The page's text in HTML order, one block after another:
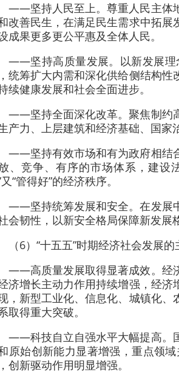
——坚持人民至上。尊重人民主体
改善民生，在满足民生需求中拓
成果更多更公平惠及全体人民。
——坚持高质量发展。以新发展理
统筹扩大内需和深化供给侧结构
续健康发展和社会全面进步。
——坚持全面深化改革。聚焦制约
产力、上层建筑和经济基础、国
——坚持有效市场和有为政府相结
、竞争、有序的市场体系，建设
“管得好”的经济秩序。
——坚持统筹发展和安全。在发展
会韧性，以新安全格局保障新发展
（6）“十五五”时期经济社会发展
——高质量发展取得显著成效。经
济增长主动力作用持续增强，经
，新型工业化、信息化、城镇化
取得重大突破。
——科技自立自强水平大幅提高。
原始创新能力显著增强，重点领
创新驱动作用明显增强。